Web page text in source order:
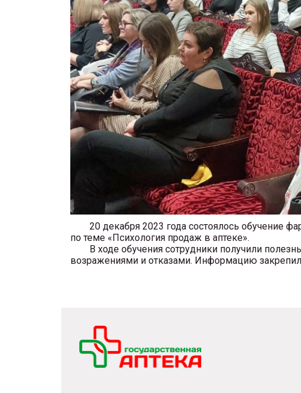
20 декабря 2023 года состоялось обучение
по теме «Психология продаж в аптеке».
В ходе обучения сотрудники получили
возражениями и отказами. Информацию